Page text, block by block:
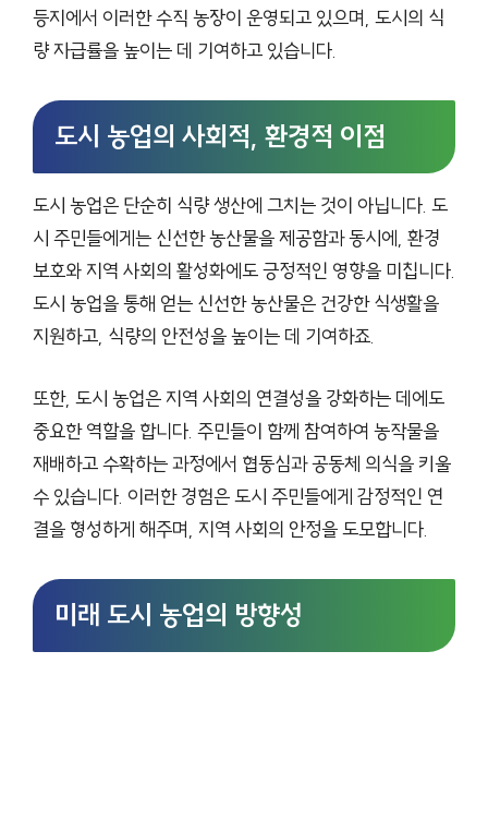
등지에서 이러한 수직 농장이 운영되고 있으며, 도시의 식
량 자급률을 높이는 데 기여하고 있습니다.
도시 농업의 사회적, 환경적 이점
도시 농업은 단순히 식량 생산에 그치는 것이 아닙니다. 도
시 주민들에게는 신선한 농산물을 제공함과 동시에, 환경
보호와 지역 사회의 활성화에도 긍정적인 영향을 미칩니다.
도시 농업을 통해 얻는 신선한 농산물은 건강한 식생활을
지원하고, 식량의 안전성을 높이는 데 기여하죠.
또한, 도시 농업은 지역 사회의 연결성을 강화하는 데에도
중요한 역할을 합니다. 주민들이 함께 참여하여 농작물을
재배하고 수확하는 과정에서 협동심과 공동체 의식을 키울
수 있습니다. 이러한 경험은 도시 주민들에게 감정적인 연
결을 형성하게 해주며, 지역 사회의 안정을 도모합니다.
미래 도시 농업의 방향성